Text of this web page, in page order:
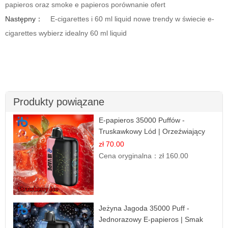
papieros oraz smoke e papieros porównanie ofert
Następny：
E-cigarettes i 60 ml liquid nowe trendy w świecie e-
cigarettes wybierz idealny 60 ml liquid
Produkty powiązane
E-papieros 35000 Puffów -
Truskawkowy Lód | Orzeźwiający
Smak
zł 70.00
Cena oryginalna：zł 160.00
Jeżyna Jagoda 35000 Puff -
Jednorazowy E-papieros | Smak